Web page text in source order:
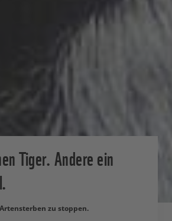
Tiger. Andere ein
zu stoppen.